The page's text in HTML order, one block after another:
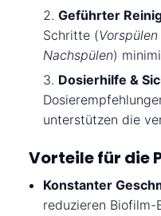
Geführter
Schritte (
Nachspülen)
Dosierhilfe &
unterstützen die
Vorteile für die
Konstanter
reduzieren Biofilm-